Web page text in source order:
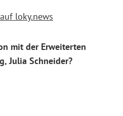
loky.news
mit der Erweiterten
Julia Schneider?